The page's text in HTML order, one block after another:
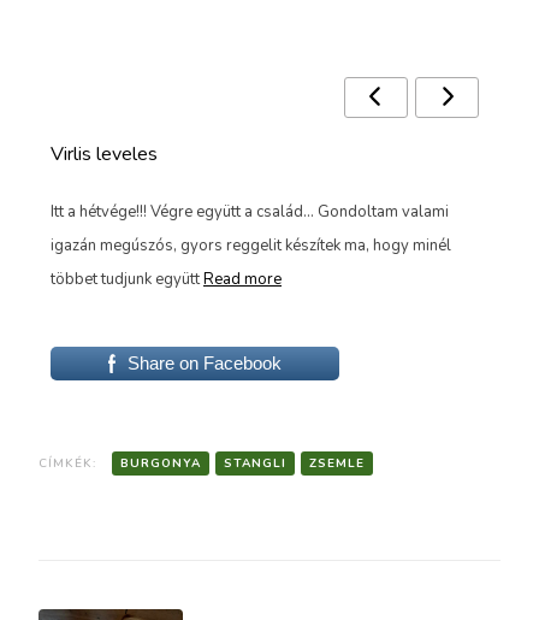
Virlis leveles
Itt a hétvége!!! Végre együtt a család... Gondoltam valami
igazán megúszós, gyors reggelit készítek ma, hogy minél
többet tudjunk együttRead more
Share on Facebook
CÍMKÉK: BURGONYA STANGLI ZSEMLE